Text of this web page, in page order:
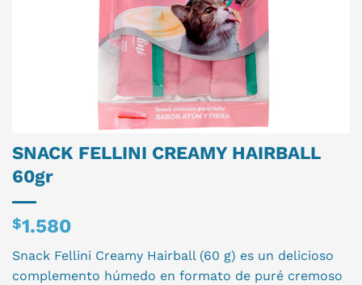
SNACK FELLINI CREAMY HAIRBALL
60gr
$1.580
Snack Fellini Creamy Hairball (60 g) es un delicioso
complemento húmedo en formato de puré cremoso